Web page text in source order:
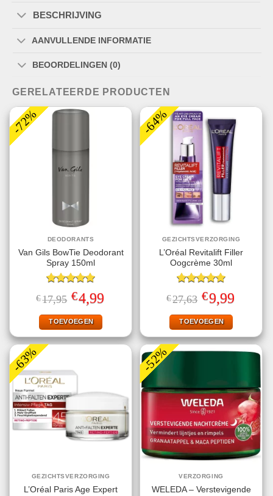
BESCHRIJVING
AANVULLENDE INFORMATIE
BEOORDELINGEN (0)
GERELATEERDE PRODUCTEN
-72%
DEODORANTS
Van Gils BowTie Deodorant
Spray 150ml
Gewaardeerd
5.00uit 5
€17,95 Oorspronkelijke
prijs
was:
€17,95.
€4,99Huidige
prijs
TOEVOEGEN
-64%
GEZICHTSVERZORGING
L’Oréal Revitalift Filler
Oogcrème 30ml
Gewaardeerd
5.00uit 5
€27,63 Oorspronkelijke
prijs
was:
€27,63.
€9,99Huidige
prijs
TOEVOEGEN
-63%
GEZICHTSVERZORGING
L’Oréal Paris Age Expert
-52%
VERZORGING
WELEDA – Verstevigende